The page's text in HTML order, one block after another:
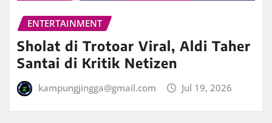
ENTERTAINMENT
Sholat di Trotoar Viral, Aldi Taher
Santai di Kritik Netizen
kampungjingga@gmail.com Jul 19, 2026